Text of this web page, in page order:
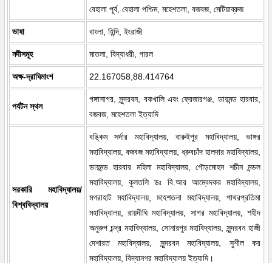
বেহালা পূর্ব, বেহালা পশ্চিম, মহেশতলা, বজবজ, মেটিয়াব্রুজ
ভাষা বাংলা, হিন্দি, ইংরাজী
নদীসমূহ মাতলা, বিদ্যাধরী, গারল
অক্ষ-দ্রাঘিমাংশ 22.167058,88.414764
পর্যটন স্থল
গঙ্গাসাগর, সুন্দরবন, বকখালি এবং ফ্রেজারগঞ্জ, ডায়মন্ড হারবার,
বজবজ, মহেশতলা ইত্যাদি
সরকারি মহাবিদ্যালয়/
বিশ্ববিদ্যালয়
বঙ্কিম সর্দার মহাবিদ্যালয়, বারুইপুর মহাবিদ্যালয়, ভাঙ্গর
মহাবিদ্যালয়, বজবজ মহাবিদ্যালয়, ধ্রুবচাঁদ হালদার মহাবিদ্যালয়,
ডায়মন্ড হারবার মহিলা মহাবিদ্যালয়, গৌড়মোহন শচীন মন্ডল
মহাবিদ্যালয়, কুলতলি ডঃ বি.আর আম্বেদকর মহাবিদ্যালয়,
মগরাহাট মহাবিদ্যালয়, মহেশতলা মহাবিদ্যালয়, পাথরপ্রতিমা
মহাবিদ্যালয়, রায়দীঘি মহাবিদ্যালয়, সাগর মহাবিদ্যালয়, শহীদ
অনুরুপ চন্দ্র মহাবিদ্যালয়, সোনারপুর মহাবিদ্যালয়, সুন্দরবন হাজী
দেশারত মহাবিদ্যালয়, সুন্দরবন মহাবিদ্যালয়, সুশীল কর
মহাবিদ্যালয়, বিদ্যানগর মহাবিদ্যালয় ইত্যাদি।